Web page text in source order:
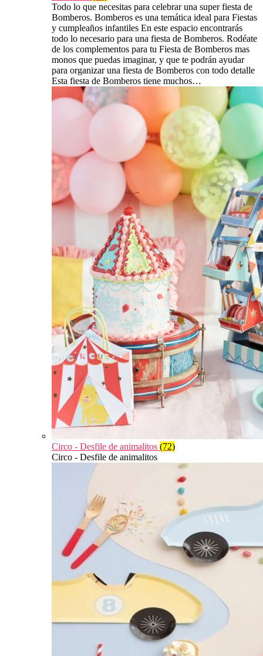
Todo lo que necesitas para celebrar una super fiesta de
Bomberos. Bomberos es una temática ideal para Fiestas
y cumpleaños infantiles En este espacio encontrarás
todo lo necesario para una fiesta de Bomberos. Rodéate
de los complementos para tu Fiesta de Bomberos mas
monos que puedas imaginar, y que te podrán ayudar
para organizar una fiesta de Bomberos con todo detalle
Esta fiesta de Bomberos tiene muchos…
Circo - Desfile de animalitos (72)
Circo - Desfile de animalitos